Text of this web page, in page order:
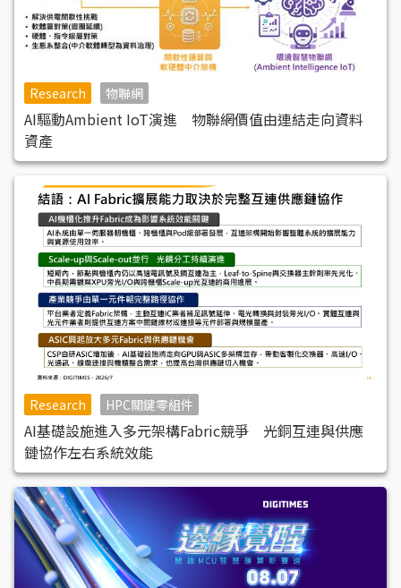
Research 物聯網
AI驅動Ambient IoT演進 物聯網價值由連結走向資料
資產
Research HPC關鍵零組件
AI基礎設施進入多元架構Fabric競爭 光銅互連與供應
鏈協作左右系統效能